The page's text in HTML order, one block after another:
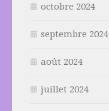
octobre 2024
septembre 2024
août 2024
juillet 2024